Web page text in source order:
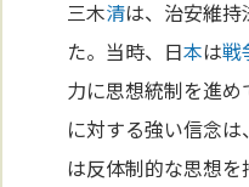
三木清は、治安維
た。当時、日本は戦
力に思想統制を進
に対する強い信念
は反体制的な思想